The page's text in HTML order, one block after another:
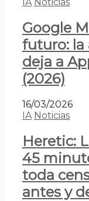
Google
futuro: la
deja a
(2026)
16/03/2026
IA Noticias
Heretic:
45
toda
antes y